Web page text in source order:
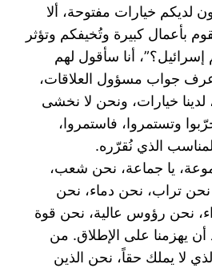
لديكم خيارات مفتوحة، ألا
بأعمال كبيرة وتُخيفكم وتؤثر
أنا سأقول لهم
جواب مسؤول العلاقات،
لدينا خيارات، ونحن لا نخشى
وتستمروا، فاستمروا،
الذي نُقرّره.‏
يا جماعة، نحن شعب،
تراب، نحن دماء، نحن
نحن رؤوس عالية، نحن قوة
أن يهزمنا على الإطلاق. من
لا يملك حقاً، نحن الذين